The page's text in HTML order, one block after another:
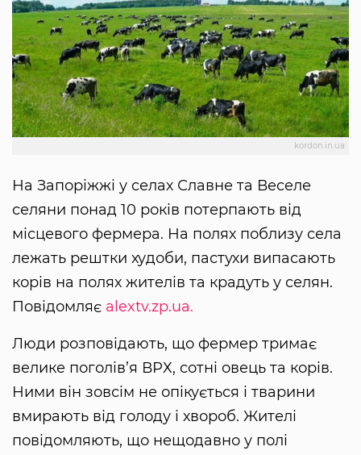
kordon.in.ua
На Запоріжжі у селах Славне та Веселе
селяни понад 10 років потерпають від
місцевого фермера. На полях поблизу села
лежать рештки худоби, пастухи випасають
корів на полях жителів та крадуть у селян.
Повідомляє alextv.zp.ua.
Люди розповідають, що фермер тримає
велике поголів’я ВРХ, сотні овець та корів.
Ними він зовсім не опікується і тварини
вмирають від голоду і хвороб. Жителі
повідомляють, що нещодавно у полі